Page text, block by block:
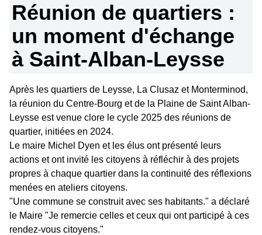
Réunion de quartiers :
un moment d'échange
à Saint-Alban-Leysse
Après les quartiers de Leysse, La Clusaz et Monterminod,
la réunion du Centre-Bourg et de la Plaine de Saint Alban-
Leysse est venue clore le cycle 2025 des réunions de
quartier, initiées en 2024.
Le maire Michel Dyen et les élus ont présenté leurs
actions et ont invité les citoyens à réfléchir à des projets
propres à chaque quartier dans la continuité des réflexions
menées en ateliers citoyens.
"Une commune se construit avec ses habitants." a déclaré
le Maire "Je remercie celles et ceux qui ont participé à ces
rendez-vous citoyens."